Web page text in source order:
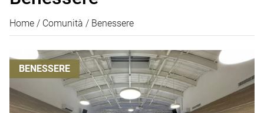
Home Comunità Benessere
BENESSERE